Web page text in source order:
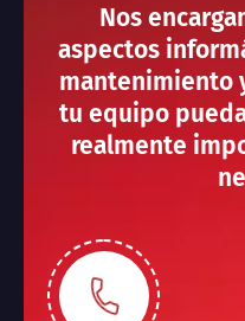
Nos
aspectos
mantenimiento
tu equipo
realmente